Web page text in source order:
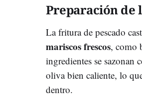
Preparación de
La fritura de pescado
mariscos frescos, como
ingredientes se sazonan
oliva bien caliente, lo
dentro.